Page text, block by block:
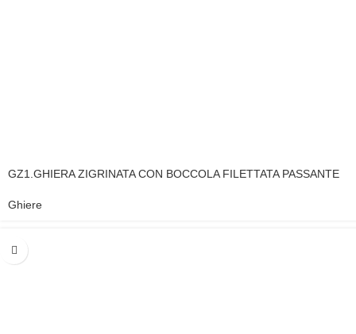
GZ1.GHIERA ZIGRINATA CON BOCCOLA FILETTATA PASSANTE
Ghiere